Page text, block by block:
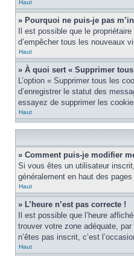
Haut
» Pourquoi ne puis-je pas
Il est possible que le
d’empêcher tous les nouveaux
Haut
» À quoi sert « Supprimer
L’option « Supprimer tous les
d’enregistrer le statut des
essayez de supprimer les
Haut
» Comment puis-je modifier
Si vous êtes un utilisateur
généralement en haut des
Haut
» L’heure n’est pas correcte !
Il est possible que l’heure
trouver votre zone adéquate,
n’êtes pas inscrit, c’est
Haut